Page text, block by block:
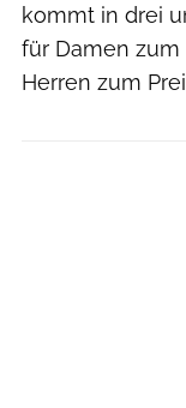
kommt in drei
für Damen zum
Herren zum